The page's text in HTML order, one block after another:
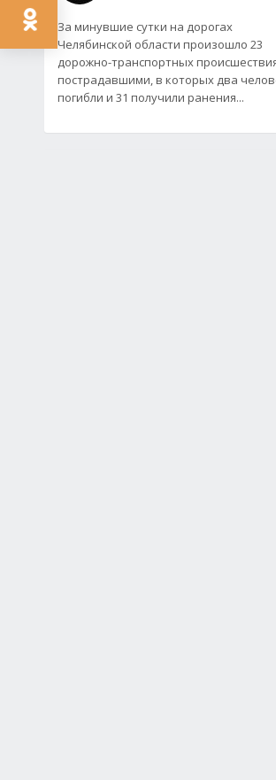
За минувшие сутки на дорогах
Челябинской области произошло 23
дорожно-транспортных
пострадавшими, в которых два
погибли и 31 получили ранения...